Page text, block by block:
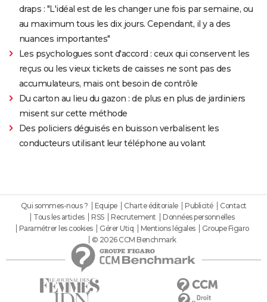
draps : "L'idéal est de les changer une fois par semaine, ou
au maximum tous les dix jours. Cependant, il y a des
nuances importantes"
Les psychologues sont d'accord : ceux qui conservent les
reçus ou les vieux tickets de caisses ne sont pas des
accumulateurs, mais ont besoin de contrôle
Du carton au lieu du gazon : de plus en plus de jardiniers
misent sur cette méthode
Des policiers déguisés en buisson verbalisent les
conducteurs utilisant leur téléphone au volant
Qui sommes-nous ? Equipe Charte éditoriale Publicité
Contact
Tous les articles
RSS Recrutement
Données personnelles
Paramétrer les cookies
Gérer Utiq Mentions légales
Groupe Figaro
© 2026 CCM Benchmark